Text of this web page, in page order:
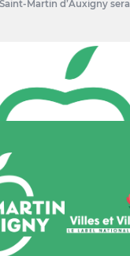
Martin d’Auxigny sera